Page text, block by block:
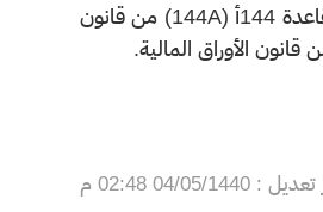
الأوراق المالية في الولايات المتحدة الأمريكية للمستثمرين من المؤسسات المؤهلة بموجب أحكام القاعدة 144أ (144A) من قانون
تعديل : 04/05/1440 02:48 م